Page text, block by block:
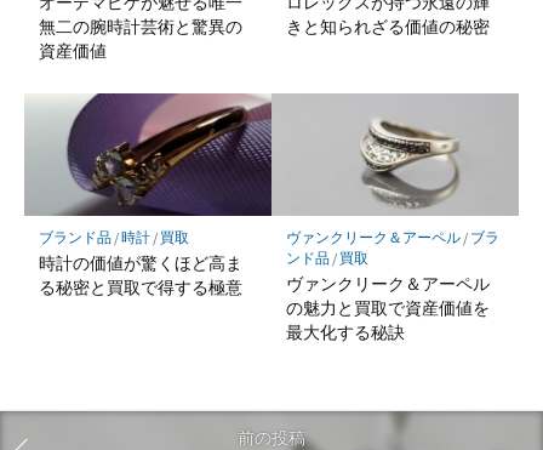
無二の腕時計芸術と驚異の
資産価値
きと知られざる価値の秘密
ブランド品/時計/ 買取
時計の価値が驚くほど高ま
る秘密と買取で得する極意
ヴァンクリーク＆アーペル/ ブラ
ンド品/ 買取
ヴァンクリーク＆アーペル
の魅力と買取で資産価値を
最大化する秘訣
前の投稿